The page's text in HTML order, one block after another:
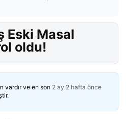
Eski Masal
oldu!
vardır ve en son 2 ay 2 hafta önce